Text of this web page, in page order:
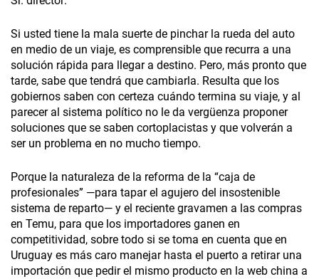
Si usted tiene la mala suerte de pinchar la rueda del auto
en medio de un viaje, es comprensible que recurra a una
solución rápida para llegar a destino. Pero, más pronto que
tarde, sabe que tendrá que cambiarla. Resulta que los
gobiernos saben con certeza cuándo termina su viaje, y al
parecer al sistema político no le da vergüenza proponer
soluciones que se saben cortoplacistas y que volverán a
ser un problema en no mucho tiempo.
Porque la naturaleza de la reforma de la “caja de
profesionales” —para tapar el agujero del insostenible
sistema de reparto— y el reciente gravamen a las compras
en Temu, para que los importadores ganen en
competitividad, sobre todo si se toma en cuenta que en
Uruguay es más caro manejar hasta el puerto a retirar una
importación que pedir el mismo producto en la web china a